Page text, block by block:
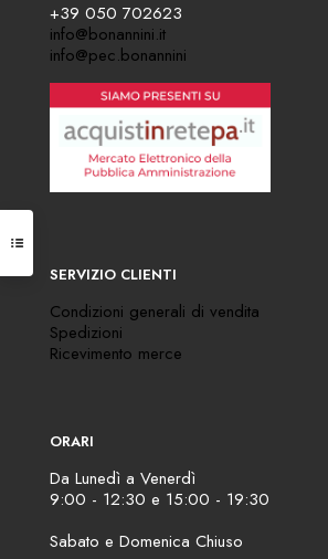
+39 050 702623
info@bonannini.it
info@pec.bonannini
SERVIZIO CLIENTI
Condizioni generali di vendita
Spedizioni
Ricevimento merce
ORARI
Da Lunedì a Venerdì
9:00 - 12:30 e 15:00 - 19:30
Sabato e Domenica Chiuso